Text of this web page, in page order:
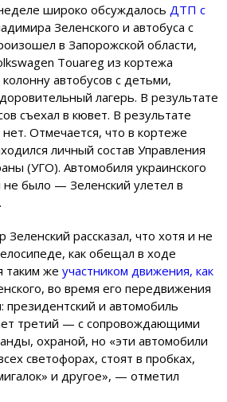
широко обсуждалось ДТП с
Зеленского и автобуса с
в Запорожской области,
Touareg из кортежа
автобусов с детьми,
лагерь. В результате
съехал в кювет. В результате
Отмечается, что в кортеже
личный состав Управления
(УГО). Автомобиля украинского
было — Зеленский улетел в
рассказал, что хотя и не
как обещал в ходе
таким же участником движения, как
во время его передвижения
президентский и автомобиль
третий — с сопровождающими
охраной, но «эти автомобили
светофорах, стоят в пробках,
и другое», — отметил